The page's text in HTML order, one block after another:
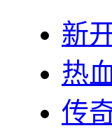
新
热
传